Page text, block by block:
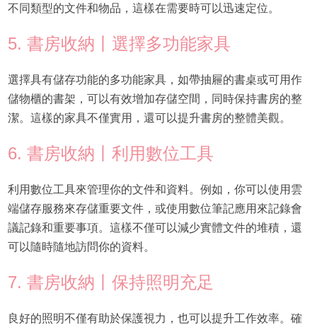
不同類型的文件和物品，這樣在需要時可以迅速定位。
5. 書房收納丨選擇多功能家具
選擇具有儲存功能的多功能家具，如帶抽屜的書桌或可用作
儲物櫃的書架，可以有效增加存儲空間，同時保持書房的整
潔。這樣的家具不僅實用，還可以提升書房的整體美觀。
6. 書房收納丨利用數位工具
利用數位工具來管理你的文件和資料。例如，你可以使用雲
端儲存服務來存儲重要文件，或使用數位筆記應用來記錄會
議記錄和重要事項。這樣不僅可以減少實體文件的堆積，還
可以隨時隨地訪問你的資料。
7. 書房收納丨保持照明充足
良好的照明不僅有助於保護視力，也可以提升工作效率。確